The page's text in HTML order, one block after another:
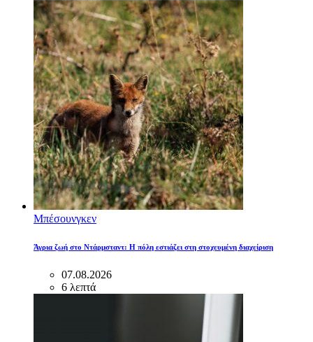
Μπέσουνγκεν
Άγρια ζωή στο Ντάρμσταντ: Η πόλη εστιάζει στη στοχευμένη διαχείριση
07.08.2026
6 λεπτά